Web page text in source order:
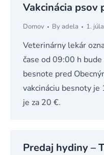
Vakcinácia psov
Domov Byadela 1.
Veterinárny lekár
čase od 09:00 h
besnote pred
vakcináciu besnoty je
je za 20 €.
Predaj hydiny –